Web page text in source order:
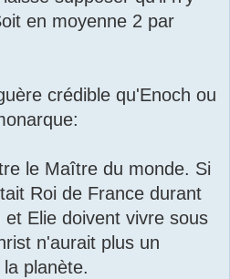
en moyenne 2 par
crédible qu'Enoch ou
le Maître du monde. Si
Roi de France durant
Elie doivent vivre sous
n'aurait plus un
planète.